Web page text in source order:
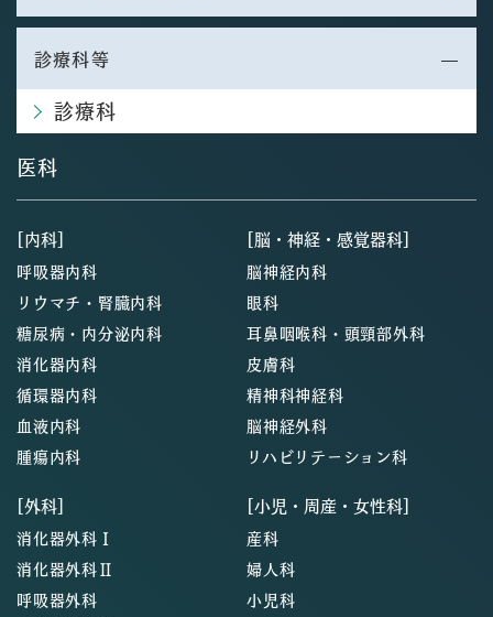
診療科等
診療科
医科
[内科]
呼吸器内科
リウマチ・腎臓内科
糖尿病・内分泌内科
消化器内科
循環器内科
血液内科
腫瘍内科
[外科]
消化器外科Ⅰ
消化器外科Ⅱ
呼吸器外科
[脳・神経・感覚器科]
脳神経内科
眼科
耳鼻咽喉科・頭頸部外科
皮膚科
精神科神経科
脳神経外科
リハビリテーション科
[小児・周産・女性科]
産科
婦人科
小児科